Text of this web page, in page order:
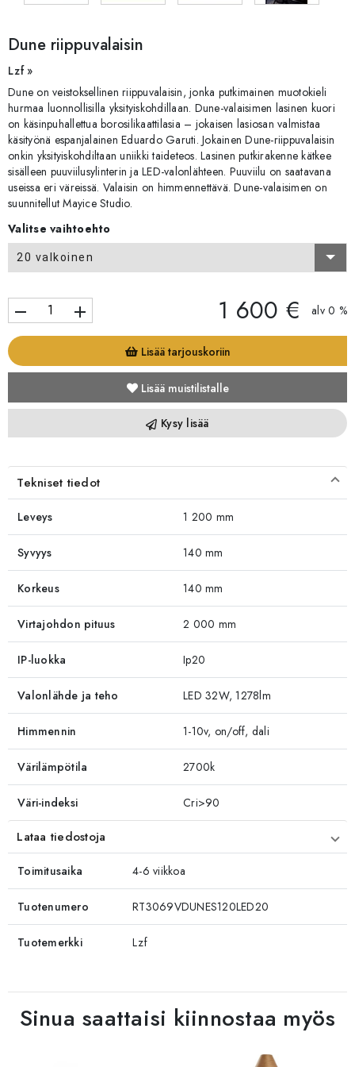
Dune riippuvalaisin
Lzf »
Dune on veistoksellinen riippuvalaisin, jonka putkimainen muotokieli
hurmaa luonnollisilla yksityiskohdillaan. Dune-valaisimen lasinen kuori
on käsinpuhallettua borosilikaattilasia – jokaisen lasiosan valmistaa
käsityönä espanjalainen Eduardo Garuti. Jokainen Dune-riippuvalaisin
onkin yksityiskohdiltaan uniikki taideteos. Lasinen putkirakenne kätkee
sisälleen puuviilusylinterin ja LED-valonlähteen. Puuviilu on saatavana
useissa eri väreissä. Valaisin on himmennettävä. Dune-valaisimen on
suunnitellut Mayice Studio.
Valitse vaihtoehto
20 valkoinen
remove add 1 600 € alv 0 %
Lisää tarjouskoriin
Lisää muistilistalle
Kysy lisää
Tekniset tiedot
Leveys 1 200 mm
Syvyys 140 mm
Korkeus 140 mm
Virtajohdon pituus 2 000 mm
IP-luokka Ip20
Valonlähde ja teho LED 32W, 1278lm
Himmennin 1-10v, on/off, dali
Värilämpötila 2700k
Väri-indeksi Cri>90
Lataa tiedostoja
Toimitusaika 4-6 viikkoa
Tuotenumero RT3069VDUNES120LED20
Tuotemerkki Lzf
Sinua saattaisi kiinnostaa myös